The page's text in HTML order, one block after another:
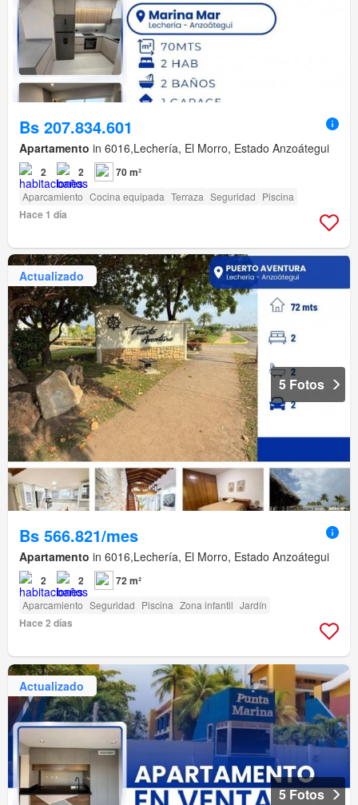
Bs 207.834.601
Apartamento in 6016,Lechería, El Morro, Estado Anzoátegui
2 2 70 m²
Aparcamiento Cocina equipada Terraza Seguridad Piscina
Hace 1 día
Actualizado
5 Fotos
Bs 566.821/mes
Apartamento in 6016,Lechería, El Morro, Estado Anzoátegui
2 2 72 m²
Aparcamiento Seguridad Piscina Zona infantil Jardín
Hace 2 días
Actualizado
5 Fotos